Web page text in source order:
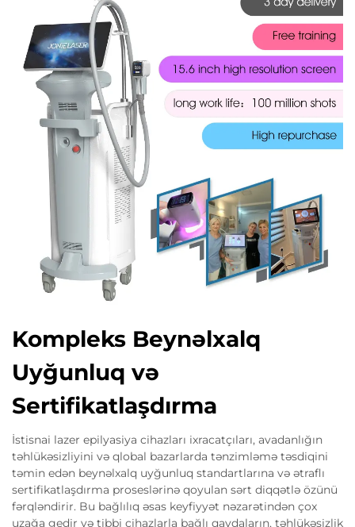
Kompleks Beynəlxalq
Uyğunluq və
Sertifikatlaşdırma
İstisnai lazer epilyasiya cihazları ixracatçıları, avadanlığın
təhlükəsizliyini və qlobal bazarlarda tənzimləmə təsdiqini
təmin edən beynəlxalq uyğunluq standartlarına və ətraflı
sertifikatlaşdırma proseslərinə qoyulan sərt diqqətlə özünü
fərqləndirir. Bu bağlılıq əsas keyfiyyət nəzarətindən çox
uzağa gedir və tibbi cihazlarla bağlı qaydaların, təhlükəsizlik